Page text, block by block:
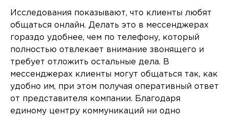
Исследования показывают, что клиенты любят
общаться онлайн. Делать это в мессенджерах
гораздо удобнее, чем по телефону, который
полностью отвлекает внимание звонящего и
требует отложить остальные дела. В
мессенджерах клиенты могут общаться так, как
удобно им, при этом получая оперативный ответ
от представителя компании. Благодаря
единому центру коммуникаций ни одно